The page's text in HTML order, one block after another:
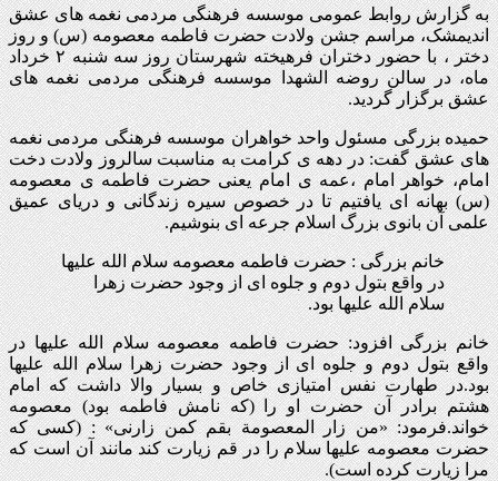
به گزارش روابط عمومی موسسه فرهنگی مردمی نغمه های عشق
اندیمشک، مراسم جشن ولادت حضرت فاطمه معصومه (س) و روز
دختر ، با حضور دختران فرهیخته شهرستان روز سه شنبه ۲ خرداد
ماه، در سالن روضه الشهدا موسسه فرهنگی مردمی نغمه های
عشق برگزار گردید.
حمیده بزرگی مسئول واحد خواهران موسسه فرهنگی مردمی نغمه
های عشق گفت: در دهه ی کرامت به مناسبت سالروز ولادت دخت
امام، خواهر امام ،عمه ی امام یعنی حضرت فاطمه ی معصومه
(س) بهانه ای یافتیم تا در خصوص سیره زندگانی و دریای عمیق
علمی آن بانوی بزرگ اسلام جرعه ای بنوشیم.
خانم بزرگی : حضرت فاطمه معصومه سلام الله علیها
در واقع بتول دوم و جلوه ای از وجود حضرت زهرا
سلام الله علیها بود.
خانم بزرگی افزود: حضرت فاطمه معصومه سلام الله علیها در
واقع بتول دوم و جلوه ای از وجود حضرت زهرا سلام الله علیها
بود.در طهارت نفس امتیازی خاص و بسیار والا داشت که امام
هشتم برادر آن حضرت او را (که نامش فاطمه بود) معصومه
خواند.فرمود: «من زار المعصومة بقم کمن زارنی» : (کسی که
حضرت معصومه علیها سلام را در قم زیارت کند مانند آن است که
مرا زیارت کرده است).